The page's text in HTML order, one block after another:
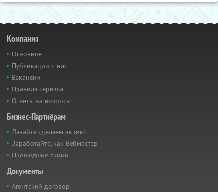
Компания
Основное
Публикации о нас
Вакансии
Правила сервиса
Ответы на вопросы
Бизнес-Партнёрам
Давайте сделаем акцию!
Заработайте, как Вебмастер
Прошедшие акции
Документы
Агентский договор